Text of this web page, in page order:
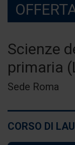
Scienze
primaria
Sede Roma
CORSO DI